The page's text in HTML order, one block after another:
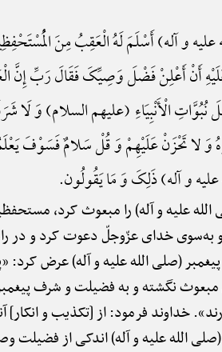
و آله) أَسْلَمَ لَهُ الْعَقِبُ مِنَ
أَنْ أَعْلِنْ فَضْلَ وَصِیِّکَ فَقَالَ رَبِّ إِنَّ
الْأَنْبِیَاءِ (علیهم السلام) وَ لَا
وَ لا تَحْزَنْ عَلَیْهِمْ وَ قُلْ سَلامٌ فَسَوْفَ
و آله) ذَلِکَ وَ مَا یَقُولُون.
علیه و آله) را مبعوث کرد،
به‌سوی خدای عزّوجلّ دعوت کرد و در
(صلی الله علیه و آله) عرض کرد:
نگشته و به فضیلت و شرف
خداوند فرمود: از [تکذیب و
الله علیه و آله) اندکی از فضیلت